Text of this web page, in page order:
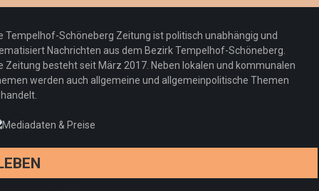
Tempelhof-Schöneberg Zeitung ist politisch unabhängig und
Nachrichten aus dem Bezirk Tempelhof-Schöneberg.
Zeitung besteht seit März 2017. Neben lokalen und kommunalen
werden auch allgemeine und allgemeinpolitische Themen